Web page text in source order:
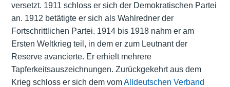
versetzt. 1911 schloss er sich der Demokratischen Partei
an. 1912 betätigte er sich als Wahlredner der
Fortschrittlichen Partei. 1914 bis 1918 nahm er am
Ersten Weltkrieg teil, in dem er zum Leutnant der
Reserve avancierte. Er erhielt mehrere
Tapferkeitsauszeichnungen. Zurückgekehrt aus dem
Krieg schloss er sich dem vomAlldeutschen Verband